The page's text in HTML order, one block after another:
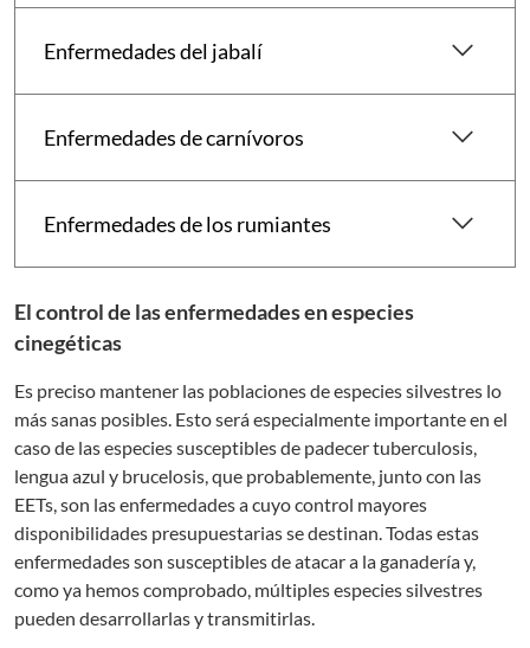
Enfermedades del jabalí keyboard_arrow_down
Enfermedades de carnívoros keyboard_arrow_down
Enfermedades de los rumiantes keyboard_arrow_down
El control de las enfermedades en especies
cinegéticas
Es preciso mantener las poblaciones de especies silvestres lo
más sanas posibles. Esto será especialmente importante en el
caso de las especies susceptibles de padecer tuberculosis,
lengua azul y brucelosis, que probablemente, junto con las
EETs, son las enfermedades a cuyo control mayores
disponibilidades presupuestarias se destinan. Todas estas
enfermedades son susceptibles de atacar a la ganadería y,
como ya hemos comprobado, múltiples especies silvestres
pueden desarrollarlas y transmitirlas.